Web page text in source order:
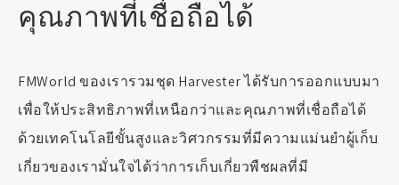
คุณภาพที่เชื่อถือได้
FMWorld ของเรารวมชุด Harvester ได้รับการออกแบบมา
เพื่อให้ประสิทธิภาพที่เหนือกว่าและคุณภาพที่เชื่อถือได้
ด้วยเทคโนโลยีขั้นสูงและวิศวกรรมที่มีความแม่นยำผู้เก็บ
เกี่ยวของเรามั่นใจได้ว่าการเก็บเกี่ยวพืชผลที่มี